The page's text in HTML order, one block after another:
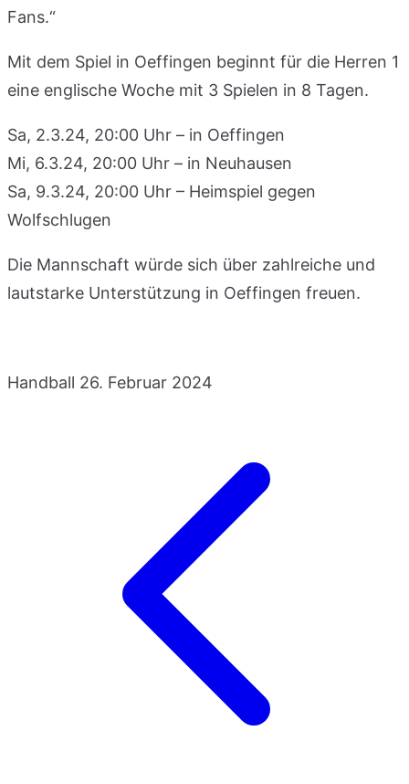
Fans.“
Mit dem Spiel in Oeffingen beginnt für die Herren 1
eine englische Woche mit 3 Spielen in 8 Tagen.
Sa, 2.3.24, 20:00 Uhr – in Oeffingen
Mi, 6.3.24, 20:00 Uhr – in Neuhausen
Sa, 9.3.24, 20:00 Uhr – Heimspiel gegen
Wolfschlugen
Die Mannschaft würde sich über zahlreiche und
lautstarke Unterstützung in Oeffingen freuen.
Handball 26. Februar 2024